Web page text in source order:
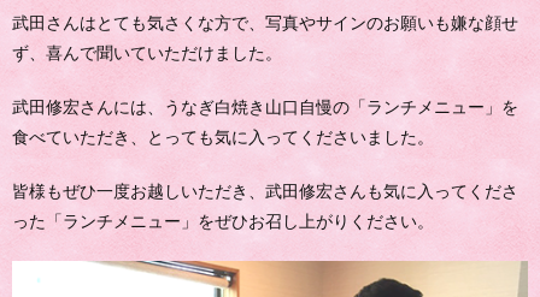
武田さんはとても気さくな方で、写真やサインのお願いも嫌な顔せ
ず、喜んで聞いていただけました。
武田修宏さんには、うなぎ白焼き山口自慢の「ランチメニュー」を
食べていただき、とっても気に入ってくださいました。
皆様もぜひ一度お越しいただき、武田修宏さんも気に入ってくださ
った「ランチメニュー」をぜひお召し上がりください。